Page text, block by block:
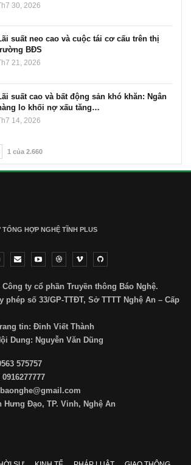
30, 2026
suất neo cao và cuộc tái cơ cấu trên thị
BĐS
21, 2026
suất cao và bất động sản khó khăn: Ngân
lo khối nợ xấu tăng…
14, 2026
1 của 2.660
HỢP NGHỆ TĨNH PLUS
ty cổ phần Truyền thông Báo Nghệ.
phép số 33/GP-TTĐT, Sở TTTT Nghệ An – Cấp
tin: Đinh Viết Thành
Dung: Nguyễn Văn Dũng
575757
Hưng Đạo, TP. Vinh, Nghệ An